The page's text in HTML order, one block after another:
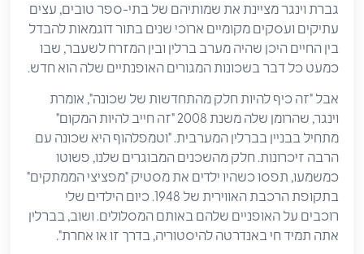
גברת וינגר מציינת את שמותיהם של בתי-ספר טובים, עצים
עתיקים ועסקים מקומיים ארוכי שנים בתור דוגמאות להבדל
בין החיים היכן שהיה מערב ברלין ובין המזרח לשעבר, שבו
כמעט כל דבר בשכונות המגורים האופנתיים שלה הוא חדש.
אבל "זה כיף להיות חלק מהתחדשות של שכונה", אומרת
וינגר, שהרומן שלה משנת 2008 "זה חייב להיות המקום"
מתחיל בבניין בברלין המערבית. "וטמפלהוף היא שכונה עם
הרבה זיכרונות. חלק מהשכנים המבוגרים שלנו, פשוטו
כמשמעו, תפסו כשהיו ילדים את מסטיק "מפציצי הממתקים"
בתקופת הרכבת האווירית של 1948. כיום הילדים שלי
רוכבים על האופניים שלהם באותם המסלולים. ושוב, בברלין
אתה תמיד חי באנדרטה להיסטוריה, בדרך זו או אחרת".